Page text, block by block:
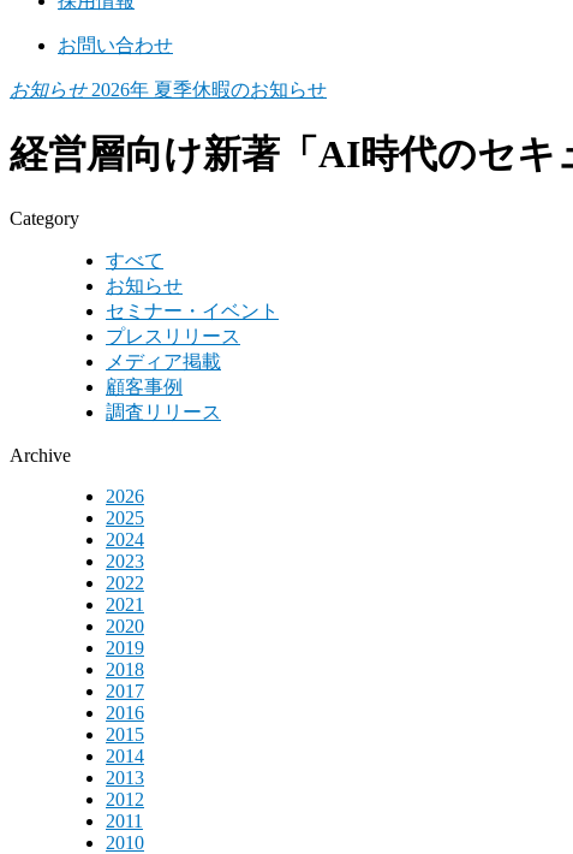
お問い合わせ
お知らせ2026年 夏季休暇のお知らせ
経営層向け新著「AI時代のセキ
Category
すべて
お知らせ
セミナー・イベント
プレスリリース
メディア掲載
顧客事例
調査リリース
Archive
2026
2025
2024
2023
2022
2021
2020
2019
2018
2017
2016
2015
2014
2013
2012
2011
2010